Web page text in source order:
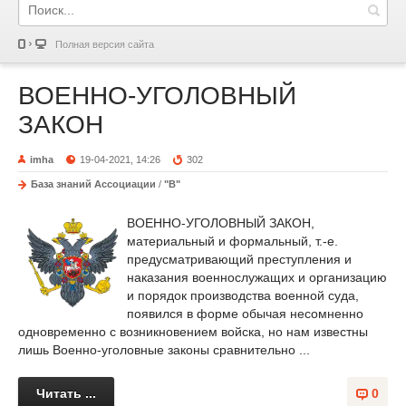
Полная версия сайта
ВОЕННО-УГОЛОВНЫЙ
ЗАКОН
imha 19-04-2021, 14:26 302
База знаний Ассоциации / "В"
ВОЕННО-УГОЛОВНЫЙ ЗАКОН,
материальный и формальный, т.-е.
предусматривающий преступления и
наказания военнослужащих и организацию
и порядок производства военной суда,
появился в форме обычая несомненно
одновременно с возникновением войска, но нам известны
лишь Военно-уголовные законы сравнительно ...
0
Читать ...